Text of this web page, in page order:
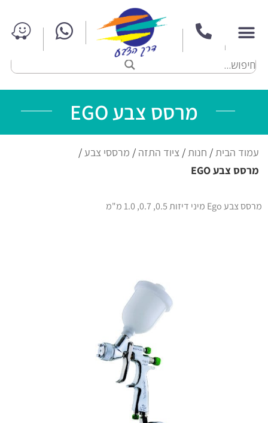
מרסס צבע EGO
עמוד הבית/ חנות/ ציוד התזה / מרססי צבע/
מרסס צבע EGO
מרסס צבע Ego מיני דיזות 0.5, 0.7, 1.0 מ"מ